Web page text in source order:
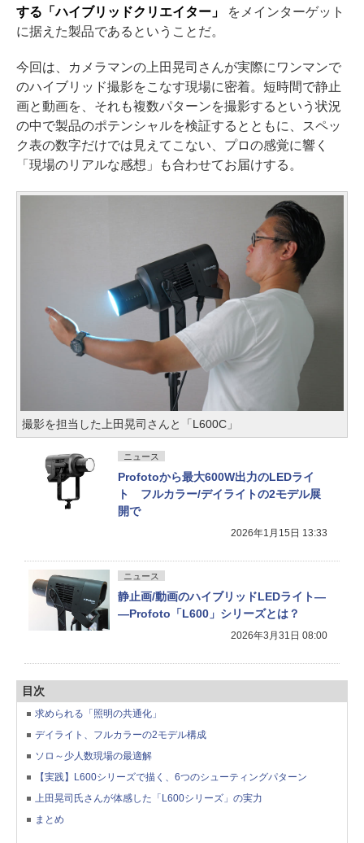
する「ハイブリッドクリエイター」
をメインターゲット
に据えた製品であるということだ。
今回は、カメラマンの上田晃司さんが実際にワンマンで
のハイブリッド撮影をこなす現場に密着。短時間で静止
画と動画を、それも複数パターンを撮影するという状況
の中で製品のポテンシャルを検証するとともに、スペッ
ク表の数字だけでは見えてこない、プロの感覚に響く
「現場のリアルな感想」も合わせてお届けする。
撮影を担当した上田晃司さんと「L600C」
ニュース
Profotoから最大600W出力のLEDライ
ト フルカラー/デイライトの2モデル展
開で
2026年1月15日 13:33
ニュース
静止画/動画のハイブリッドLEDライト―
―Profoto「L600」シリーズとは？
2026年3月31日 08:00
目次
求められる「照明の共通化」
デイライト、フルカラーの2モデル構成
ソロ～少人数現場の最適解
【実践】L600シリーズで描く、6つのシューティングパターン
上田晃司氏さんが体感した「L600シリーズ」の実力
まとめ